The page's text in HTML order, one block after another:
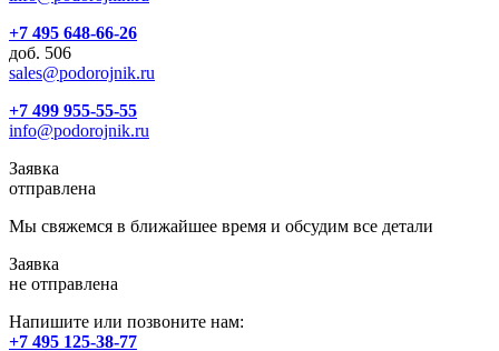
+7 495 648-66-26
доб. 506
sales@podorojnik.ru
+7 499 955-55-55
info@podorojnik.ru
Заявка
отправлена
Мы свяжемся в ближайшее время и обсудим все детали
Заявка
не отправлена
Напишите или позвоните нам:
+7 495 125-38-77